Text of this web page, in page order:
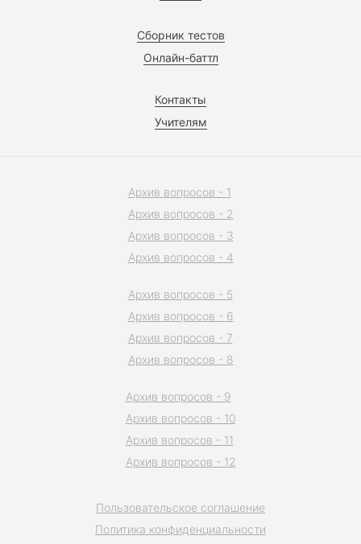
Сборник тестов
Онлайн-баттл
Контакты
Учителям
Пользовательское соглашение
Политика конфиденциальности
Архив вопросов - 1
Архив вопросов - 2
Архив вопросов - 3
Архив вопросов - 4
Архив вопросов - 5
Архив вопросов - 6
Архив вопросов - 7
Архив вопросов - 8
Архив вопросов - 9
Архив вопросов - 10
Архив вопросов - 11
Архив вопросов - 12